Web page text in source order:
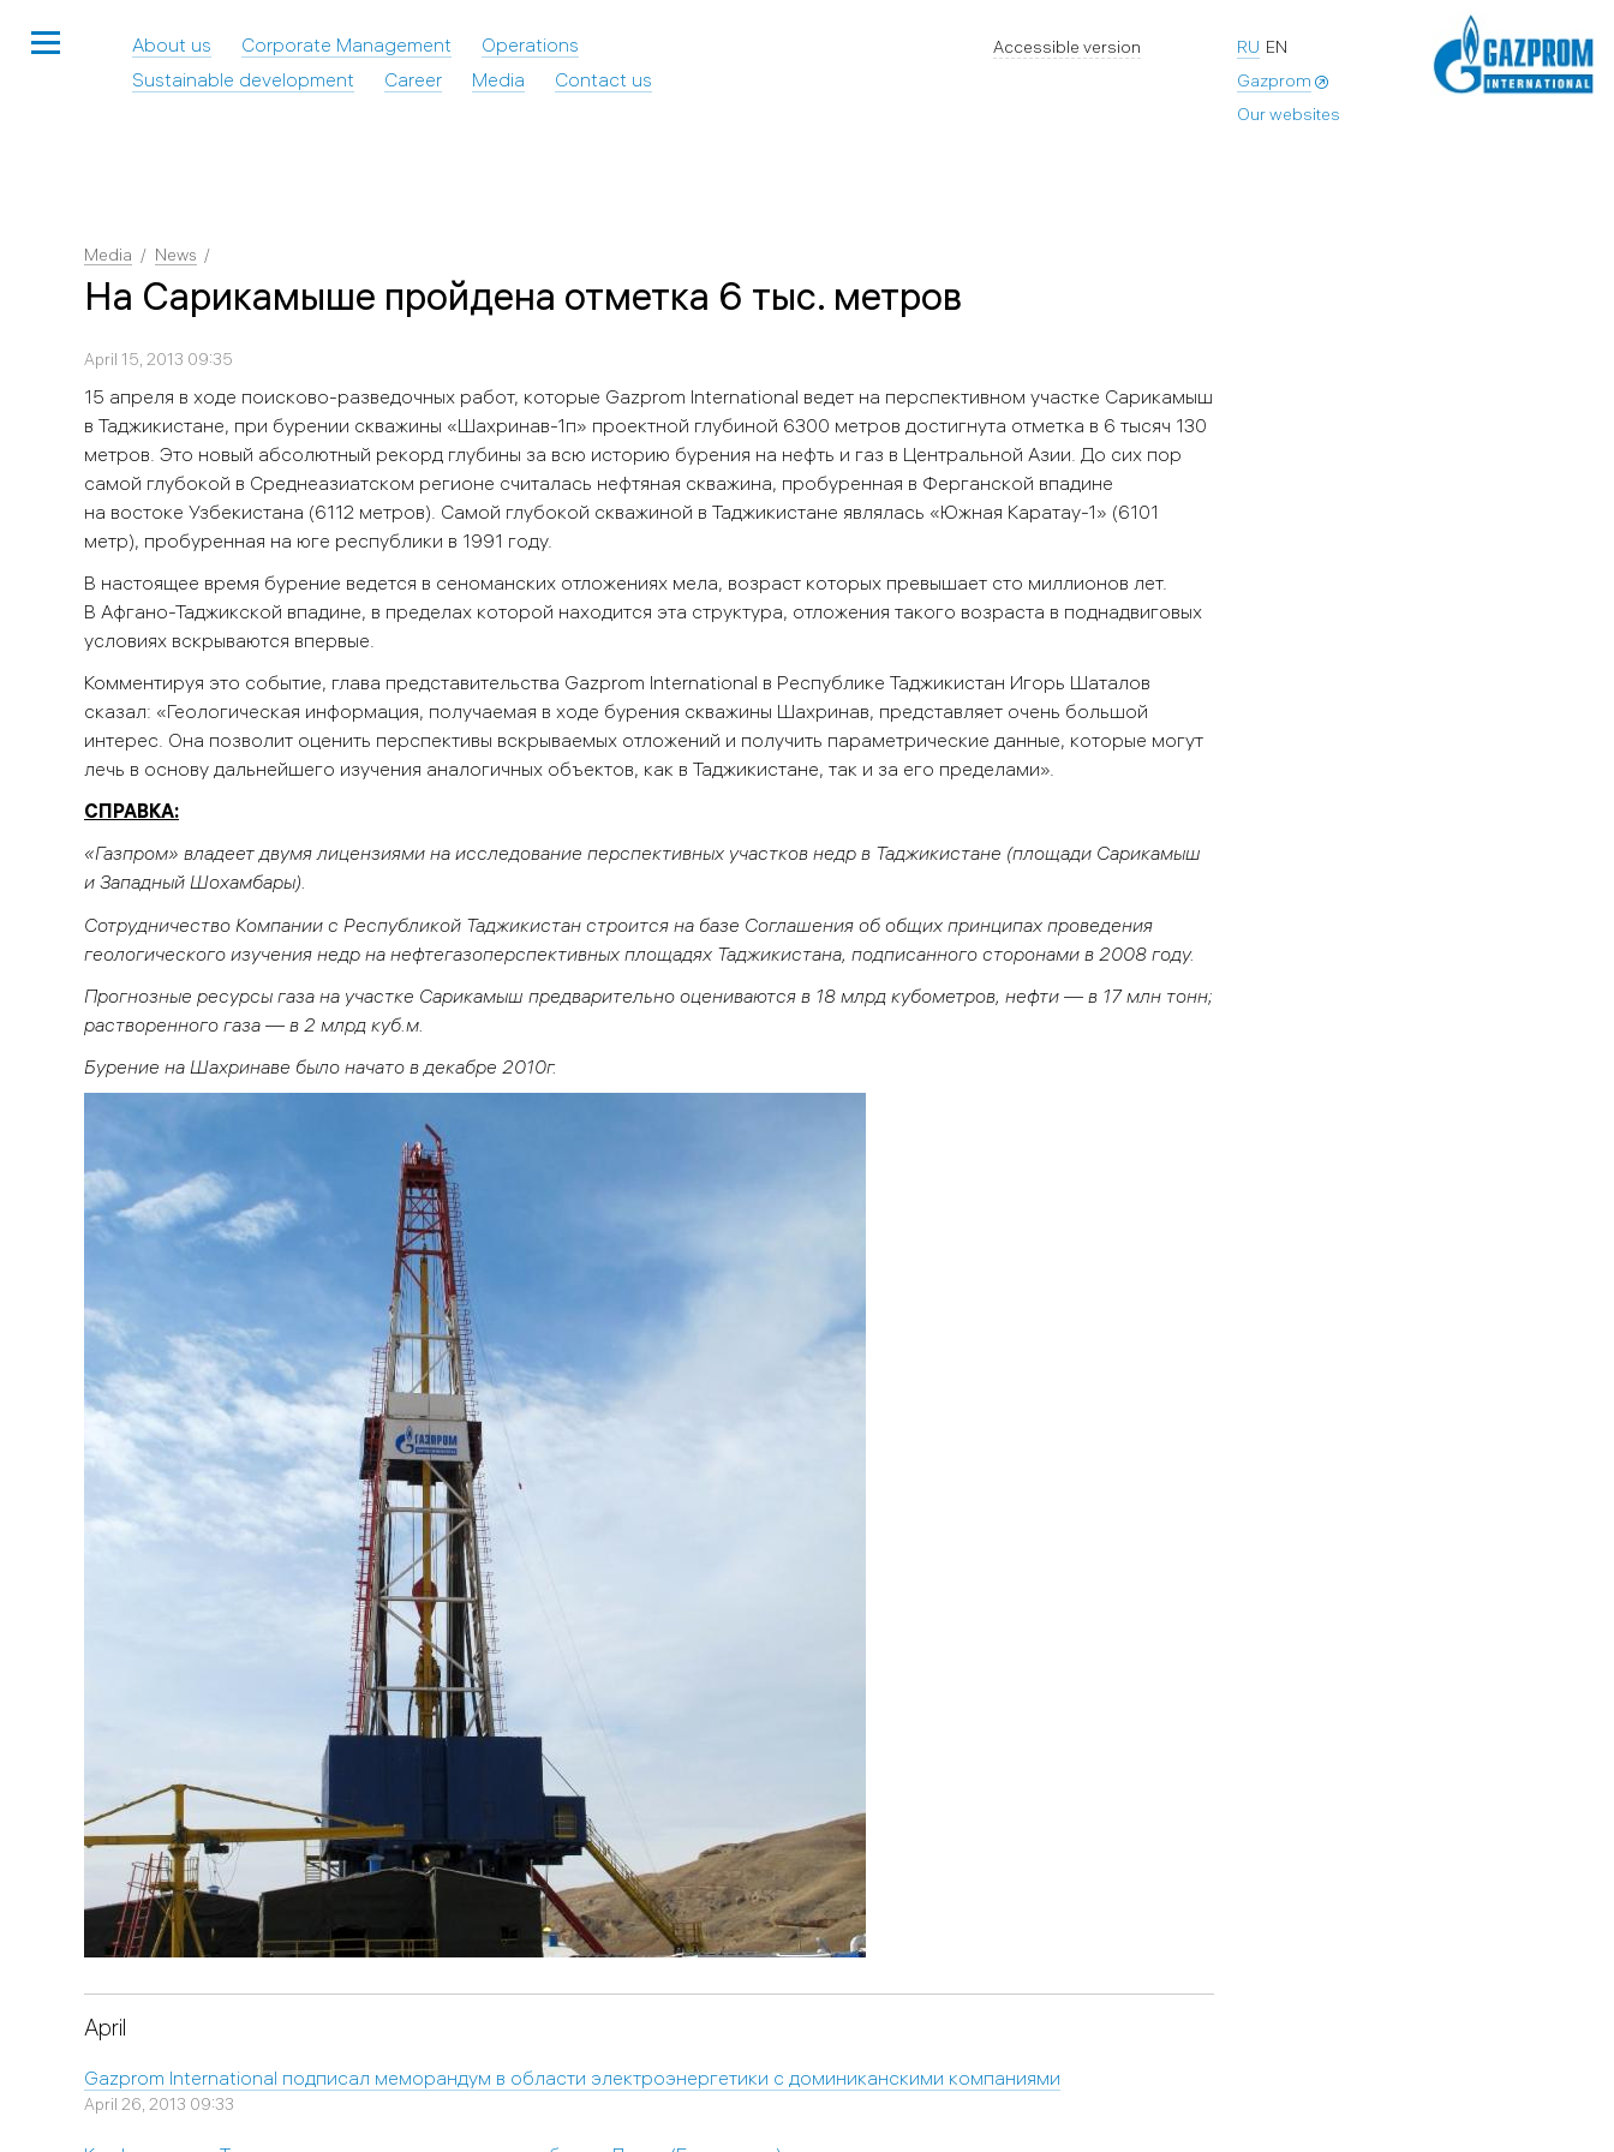
About us Corporate Management
Operations
Sustainable development
Career Media Contact us
RU EN
Gazprom
Our websites
Accessible version
Media News
На Сарикамыше пройдена отметка 6 тыс. метров
April 15, 2013 09:35
15 апреля в ходе поисково-разведочных работ, которые Gazprom International ведет на перспективном участке Сарикамыш
в Таджикистане, при бурении скважины «Шахринав-1п» проектной глубиной 6300 метров достигнута отметка в 6 тысяч 130
метров. Это новый абсолютный рекорд глубины за всю историю бурения на нефть и газ в Центральной Азии. До сих пор
самой глубокой в Среднеазиатском регионе считалась нефтяная скважина, пробуренная в Ферганской впадине
на востоке Узбекистана (6112 метров). Самой глубокой скважиной в Таджикистане являлась «Южная Каратау-1» (6101
метр), пробуренная на юге республики в 1991 году.
В настоящее время бурение ведется в сеноманских отложениях мела, возраст которых превышает сто миллионов лет.
В Афгано-Таджикской впадине, в пределах которой находится эта структура, отложения такого возраста в поднадвиговых
условиях вскрываются впервые.
Комментируя это событие, глава представительства Gazprom International в Республике Таджикистан Игорь Шаталов
сказал: «Геологическая информация, получаемая в ходе бурения скважины Шахринав, представляет очень большой
интерес. Она позволит оценить перспективы вскрываемых отложений и получить параметрические данные, которые могут
лечь в основу дальнейшего изучения аналогичных объектов, как в Таджикистане, так и за его пределами».
СПРАВКА:
«Газпром» владеет двумя лицензиями на исследование перспективных участков недр в Таджикистане (площади Сарикамыш
и Западный Шохамбары).
Сотрудничество Компании с Республикой Таджикистан строится на базе Соглашения об общих принципах проведения
геологического изучения недр на нефтегазоперспективных площадях Таджикистана, подписанного сторонами в 2008 году.
Прогнозные ресурсы газа на участке Сарикамыш предварительно оцениваются в 18 млрд кубометров, нефти — в 17 млн тонн;
растворенного газа — в 2 млрд куб.м.
Бурение на Шахринаве было начато в декабре 2010г.
April
Gazprom International подписал меморандум в области электроэнергетики с доминиканскими компаниями
April 26, 2013 09:33